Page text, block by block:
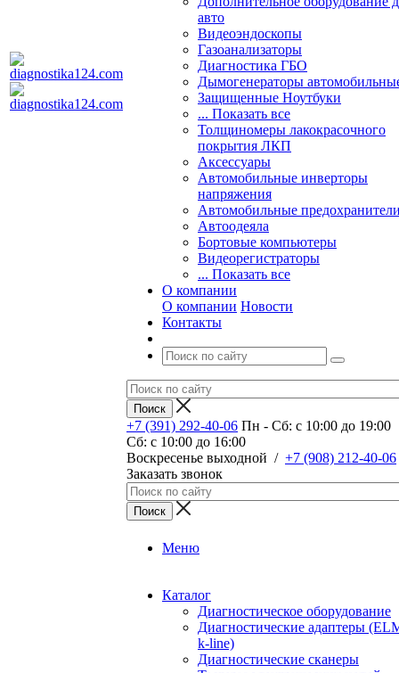
авто
Видеоэндоскопы
Газоанализаторы
Диагностика ГБО
Дымогенераторы
Защищенные Ноутбуки
... Показать все
Толщиномеры лакокрасочного
покрытия ЛКП
Аксессуары
Автомобильные инверторы
напряжения
Автомобильные
Автоодеяла
Бортовые компьютеры
Видеорегистраторы
... Показать все
О компании
О компании Новости
Контакты
+7 (391) 292-40-06 Пн - Сб: c 10:00 до 19:00
Сб: c 10:00 до 16:00
​Воскресенье выходной / +7 (908) 212-40-06
Заказать звонок
Меню
Каталог
Диагностическое оборудование
Диагностические адаптеры
k-line)
Диагностические сканеры